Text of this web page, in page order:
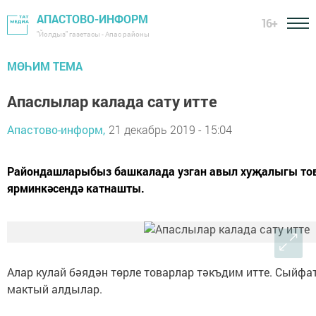
АПАСТОВО-ИНФОРМ
"Йолдыз" газетасы - Апас районы
16+
МӨҺИМ ТЕМА
Апаслылар калада сату итте
Апастово-информ, 21 декабрь 2019 - 15:04
Райондашларыбыз башкалада узган авыл хуҗалыгы
ярминкәсендә катнашты.
Алар кулай бәядән төрле товарлар тәкъдим итте.
мактый алдылар.